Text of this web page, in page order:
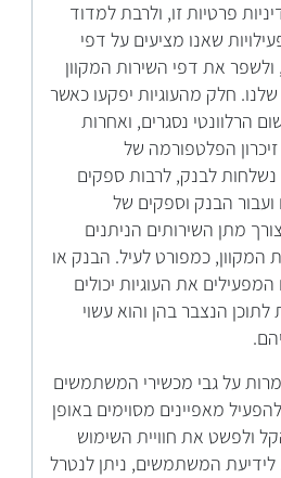
פרטיות זו, ולרבת למדוד
שאנו מציעים על דפי
ולשפר את דפי השירות המקוון
חלק מהעוגיות יפקעו כאשר
הרלוונטי נסגרים, ואחרות
הפלטפורמה של
לבנק, לרבות ספקים
הבנק וספקים של
מתן השירותים הניתנים
המקוון, כמפורט לעיל. הבנק או
את העוגיות יכולים
הנצבר בהן והוא עשוי
נשמרות על גבי מכשירי המשתמשים
מאפיינים מסוימים באופן
ולפשט את חוויית השימוש
לידיעת המשתמשים, ניתן לנטרל